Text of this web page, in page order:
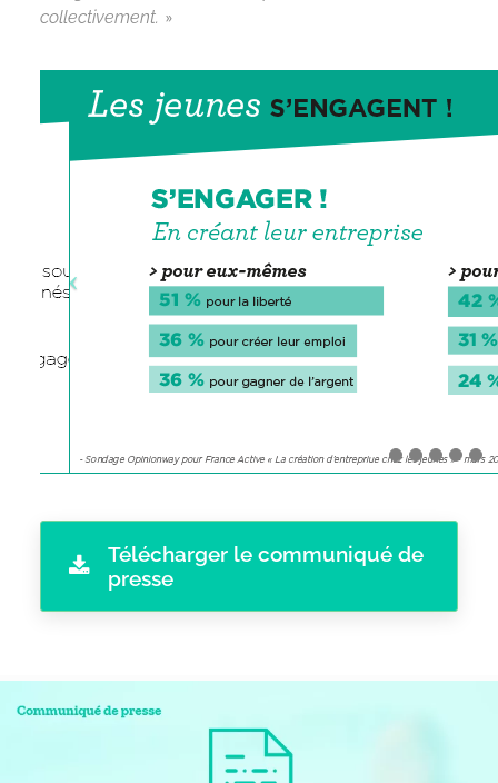
collectivement. »
Télécharger le communiqué de
presse